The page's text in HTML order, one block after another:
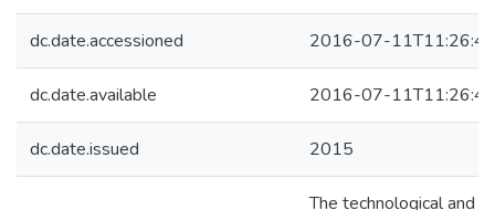
dc.date.accessioned 2016-07-
dc.date.available 2016-07-
dc.date.issued 2015
The technological and